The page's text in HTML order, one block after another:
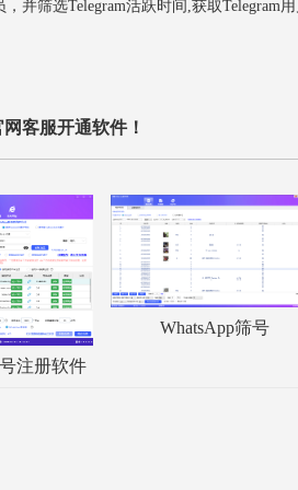
并筛选Telegram活跃时间,获取Telegram
客服开通软件！
注册软件
WhatsApp筛号